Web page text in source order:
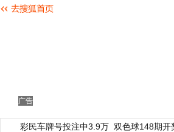
广告
彩民车牌号投注中3.9万 双色球148期开